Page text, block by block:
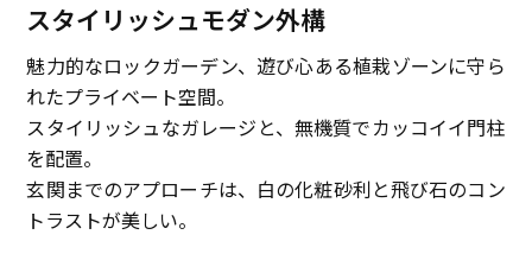
スタイリッシュモダン外構
魅力的なロックガーデン、遊び心ある植栽ゾーンに守ら
れたプライベート空間。
スタイリッシュなガレージと、無機質でカッコイイ門柱
を配置。
玄関までのアプローチは、白の化粧砂利と飛び石のコン
トラストが美しい。